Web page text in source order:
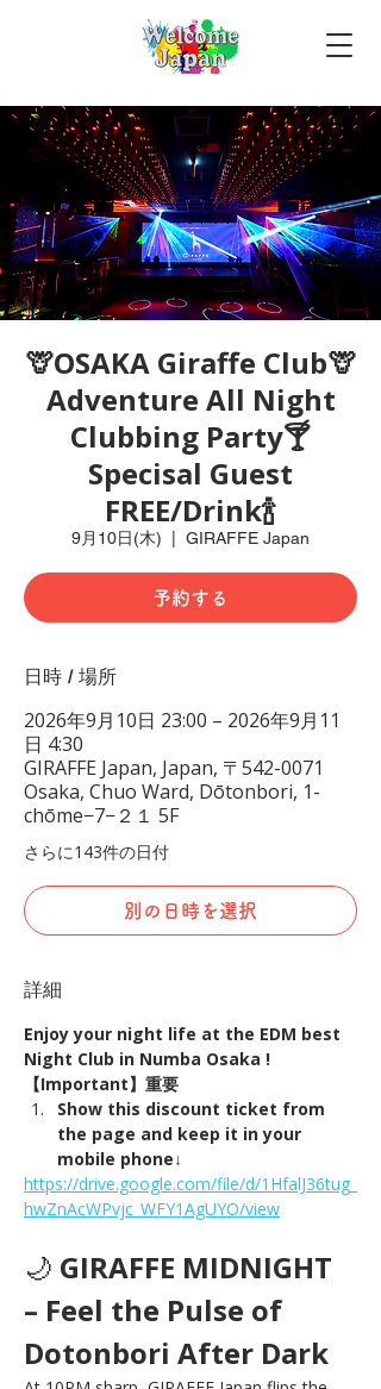
🦒OSAKA Giraffe Club🦒
Adventure All Night
Clubbing Party🍸
Specisal Guest
FREE/Drink🍾
9月10日(木) GIRAFFE Japan
予約する
日時 / 場所
2026年9月10日 23:00 – 2026年9月11
日 4:30
GIRAFFE Japan, Japan, 〒542-0071
Osaka, Chuo Ward, Dōtonbori, 1-
chōme−7−２１ 5F
さらに143件の日付
別の日時を選択
詳細
Enjoy your night life at the EDM best
Night Club in Numba Osaka !
【Important】重要
Show this discount ticket from
the page and keep it in your
mobile phone↓
https://drive.google.com/file/d/1HfalJ36tug_
hwZnAcWPvjc_WFY1AgUYO/view
🌙 GIRAFFE MIDNIGHT
– Feel the Pulse of
Dotonbori After Dark